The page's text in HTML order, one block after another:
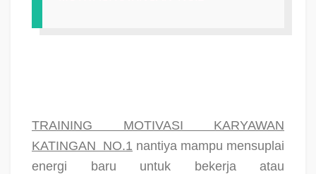
TRAINING MOTIVASI KARYAWAN
KATINGAN NO.1 nantiya mampu mensuplai
energi baru untuk bekerja atau